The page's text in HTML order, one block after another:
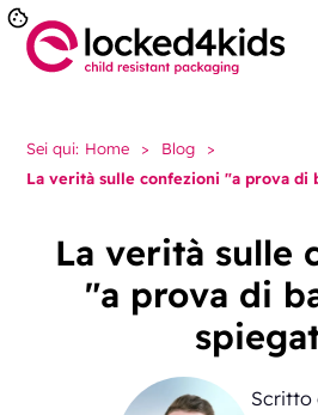
Sei qui: Home > Blog
>
La verità sulle confezioni "a prova di
La verità sulle
"a prova di
Scritto